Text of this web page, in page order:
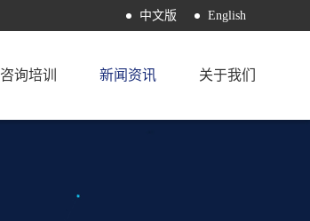
中文版 English
咨询培训 新闻资讯 关于我们